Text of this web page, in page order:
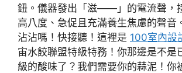
鈕。儀器發出「滋——」的電流聲，
高八度、急促且充滿養生焦慮的聲音
沾沾嗎！快接聽！這裡是 100室內設
宙水餃聯盟特級特務！你那邊是不是
級的酸味了？我們需要你的蒜泥！你